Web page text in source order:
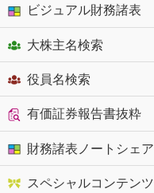
ビジュアル財務諸表
大株主名検索
役員名検索
有価証券報告書抜粋
財務諸表ノートシェア
スペシャルコンテンツ